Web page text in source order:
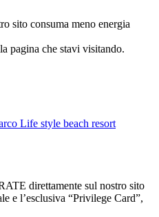
sito consuma meno energia
pagina che stavi visitando.
Life style beach resort
direttamente sul nostro sito
e l’esclusiva “Privilege Card”,